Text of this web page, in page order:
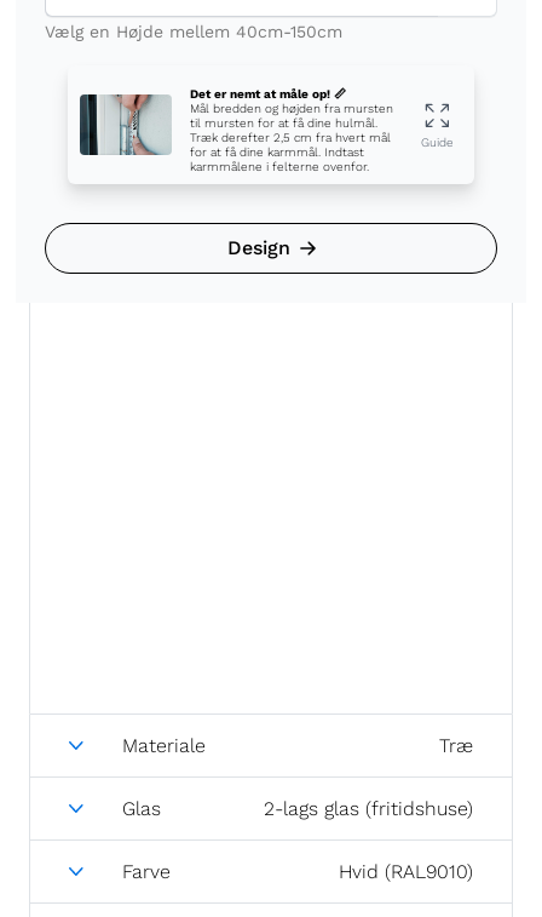
Vælg en Højde mellem 40cm-150cm
Det er nemt at måle op! 📏
Mål bredden og højden fra mursten
til mursten for at få dine hulmål.
Træk derefter 2,5 cm fra hvert mål
for at få dine karmmål. Indtast
karmmålene i felterne ovenfor.
Guide
Design
Materiale Træ
Glas 2-lags glas (fritidshuse)
Farve Hvid (RAL9010)